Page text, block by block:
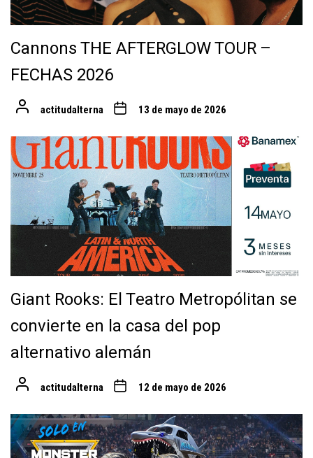
Cannons THE AFTERGLOW TOUR –
FECHAS 2026
actitudalterna 13 de mayo de 2026
Giant Rooks: El Teatro Metropólitan se
convierte en la casa del pop
alternativo alemán
actitudalterna 12 de mayo de 2026